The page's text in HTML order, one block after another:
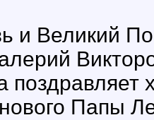
и Великий
поздравляет
Папы